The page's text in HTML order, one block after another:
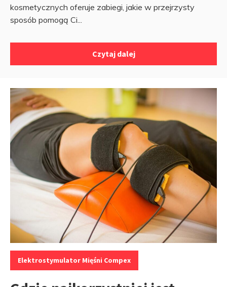
kosmetycznych oferuje zabiegi, jakie w przejrzysty
sposób pomogą Ci...
Czytaj dalej
Kategorie:
Elektrostymulator Mięśni Compex